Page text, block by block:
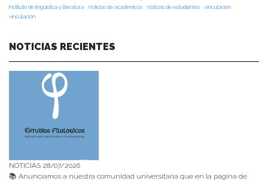
instituto de lingüística y literatura
noticias de académicos noticias de estudiantes
vinculacion
vinculación
NOTICIAS RECIENTES
NOTICIAS 28/07/2026
📚 Anunciamos a nuestra comunidad universitaria que en la página de